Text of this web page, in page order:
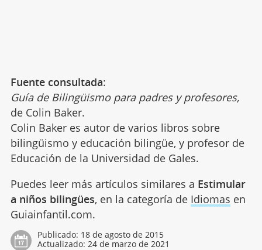
Fuente consultada:
Guía de Bilingüismo para padres y profesores,
de Colin Baker.
Colin Baker es autor de varios libros sobre
bilingüismo y educación bilingüe, y profesor de
Educación de la Universidad de Gales.
Puedes leer más artículos similares a Estimular
a niños bilingües, en la categoría de Idiomas en
Guiainfantil.com.
Publicado: 18 de agosto de 2015
Actualizado: 24 de marzo de 2021